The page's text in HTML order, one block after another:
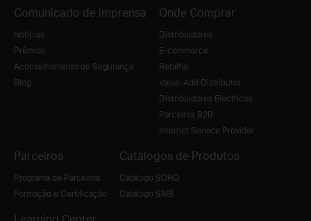
Comunicado de imprensa
Notícias
Prémios
Aconselhamento de Segurança
Blog
Onde Comprar
Distribuidores
E-commerce
Retalho
Value-Add Distributor
Distribuidores Electricos
Parceiros B2B
Internet Service Provider
Parceiros
Programa de Parceiros
Formação e Certificação
Catálogos de Produtos
Catálogo SOHO
Catálogo SMB